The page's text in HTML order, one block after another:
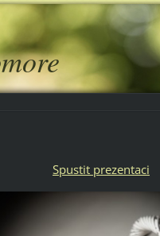
Spustit prezentaci